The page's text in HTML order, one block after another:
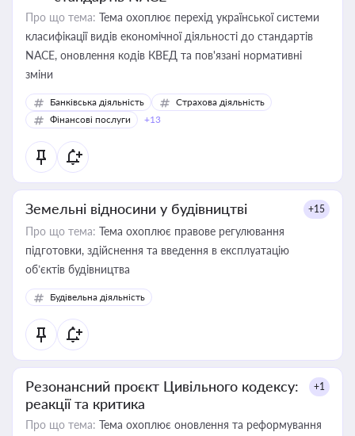
Про що тема: Тема охоплює перехід української системи
класифікації видів економічної діяльності до стандартів
NACE, оновлення кодів КВЕД та пов'язані нормативні
зміни
Банківська діяльність
Страхова діяльність
Фінансові послуги
+13
Земельні відносини у будівництві +15
Про що тема: Тема охоплює правове регулювання
підготовки, здійснення та введення в експлуатацію
об’єктів будівництва
Будівельна діяльність
Резонансний проєкт Цивільного кодексу:
реакції та критика
+1
Про що тема: Тема охоплює оновлення та реформування